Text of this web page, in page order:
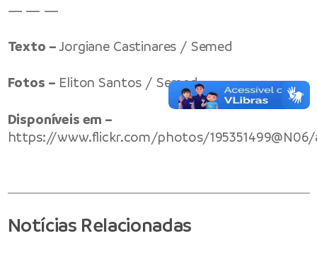
— — —
Texto –Jorgiane Castinares / Semed
Fotos – Eliton Santos / Semed
Disponíveis em –
https://www.flickr.com/photos/195351499@N06/
Notícias Relacionadas